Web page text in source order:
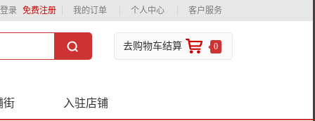
录 免费注册 我的订单 个人中心 客户服务
去购物车结算 0
街 入驻店铺